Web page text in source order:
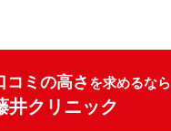
コミの高さ を求めるなら
井クリニック